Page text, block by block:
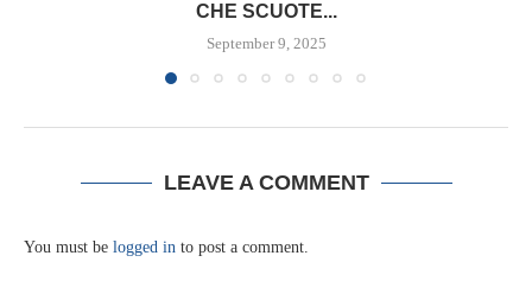
CHE SCUOTE...
September 9, 2025
LEAVE A COMMENT
You must be logged in to post a comment.